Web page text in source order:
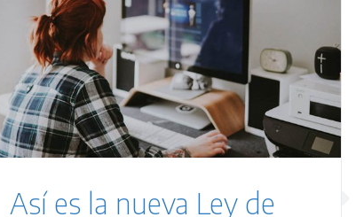
Así es la nueva Ley de